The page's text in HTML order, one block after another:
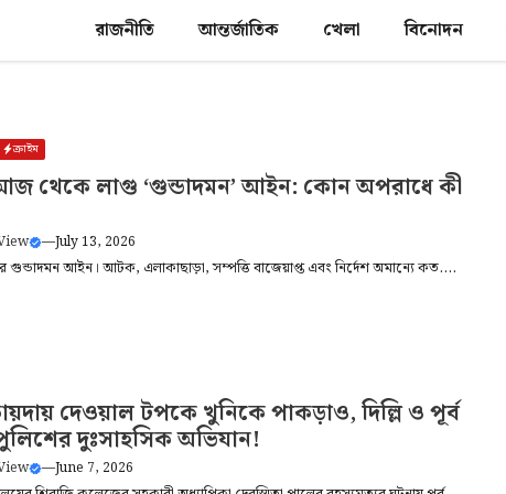
রাজনীতি আন্তর্জাতিক খেলা বিনোদন
ক্রাইম
থেকে লাগু ‘গুন্ডাদমন’ আইন: কোন অপরাধে কী
—July 13, 2026
গুন্ডাদমন আইন। আটক, এলাকাছাড়া, সম্পত্তি বাজেয়াপ্ত এবং নির্দেশ অমান্যে কত....
দেওয়াল টপকে খুনিকে পাকড়াও, দিল্লি ও পূর্ব
দুঃসাহসিক অভিযান!
—June 7, 2026